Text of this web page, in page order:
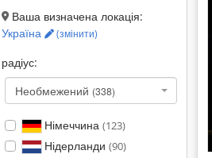
Ваша визначена локація:
Україна
(змінити)
радіус:
Необмежений (338)
Німеччина (123)
Нідерланди (90)